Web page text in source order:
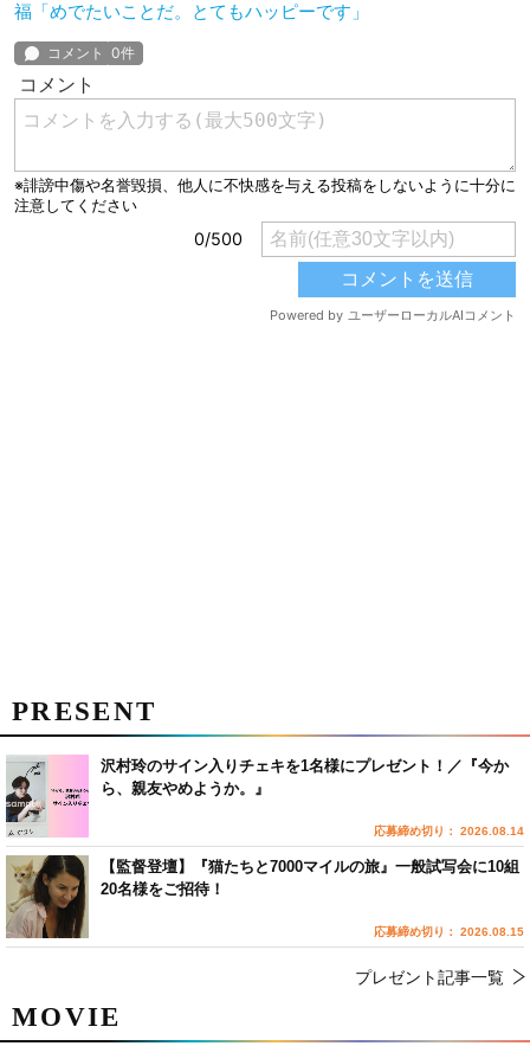
福「めでたいことだ。とてもハッピーです」
MOVIE
PRESENT
沢村玲のサイン入りチェキを1名様にプレゼント！／『今か
ら、親友やめようか。』
応募締め切り： 2026.08.14
【監督登壇】『猫たちと7000マイルの旅』一般試写会に10組
20名様をご招待！
応募締め切り： 2026.08.15
プレゼント記事一覧